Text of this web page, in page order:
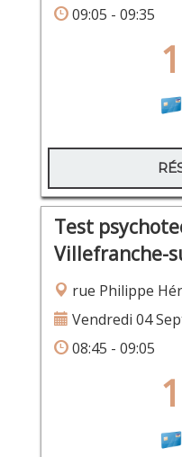
09:05 - 09:35
Test
Villefranche-
rue Philippe
Vendredi 04
08:45 - 09:05